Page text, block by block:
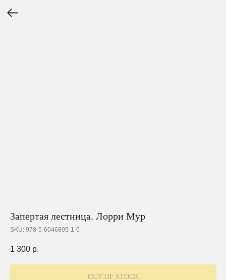
Запертая лестница. Лорри Мур
SKU: 978-5-6046895-1-6
1 300 р.
OUT OF STOCK